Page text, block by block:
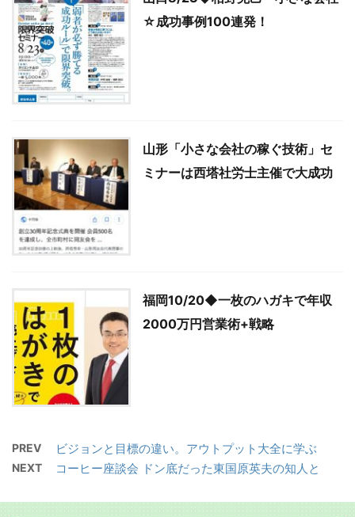
☆成功事例100連発！
山形「小さな会社の稼ぐ技術」セ
ミナーは西塔社労士主催で大成功
福岡10/20◆一枚のハガキで年収
2000万円営業術+戦略
PREV ビジョンと目標の違い。アウトプット大全に学ぶ
NEXT コーヒー座談会 ドン底だった東国原英夫の知人と